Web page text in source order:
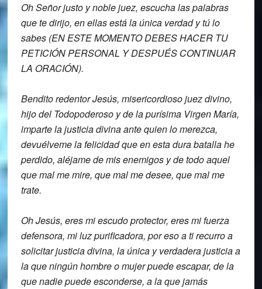
Oh Señor justo y noble juez, escucha las palabras
que te dirijo, enellas está la única verdad y tú lo
sabes (EN ESTE MOMENTO DEBES HACER TU
PETICIÓN PERSONAL Y DESPUÉS CONTINUAR
LA ORACIÓN).
Bendito redentor Jesús, misericordioso juez divino,
hijo del Todopoderoso y de la purísima VirgenMaría,
imparte la justicia divina ante quien lomerezca,
devuélveme la felicidad que en esta durabatalla he
perdido, aléjame de mis enemigos y de todo aquel
que mal me mire, que mal me desee, que malme
trate.
Oh Jesús, eres mi escudo protector, eresmi fuerza
defensora, mi luz purificadora, por eso a ti recurro a
solicitarjusticia divina, la única y verdaderajusticia a
la que ningún hombre o mujerpuede escapar, de la
que nadie puedeesconderse, a la que jamás